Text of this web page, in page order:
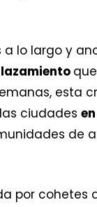
lo largo y
esta
ciudades
de